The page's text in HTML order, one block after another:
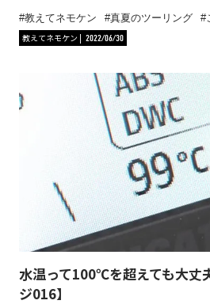
教えてネモケン 真夏のツーリング
教えてネモケン
2022/06/30
水温って100℃を超えても大丈
ジ016】